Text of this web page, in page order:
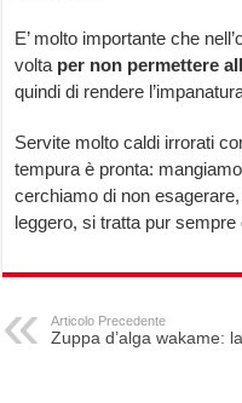
E’ molto importante che
volta per non permettere
quindi di rendere
Servite molto caldi irrorati
tempura è pronta:
cerchiamo di non
leggero, si tratta pur sempre
Articolo Precedente
Zuppa d’alga wakame: